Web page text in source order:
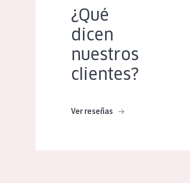
¿Qué
dicen
nuestros
clientes?
Ver reseñas